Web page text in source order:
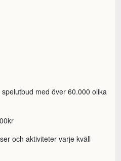
med över 60.000 olika
och aktiviteter varje kväll